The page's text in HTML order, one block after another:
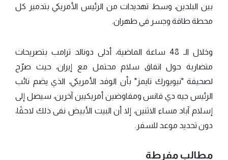
بين البلدين، وسط تهديدات من الرئيس الأمريكي بتدمير كل
محطة طاقة وجسر في طهران.
وخلال الـ 48 ساعة الماضية، أدلى دونالد ترامب بتصريحات
متضاربة حول اتفاق سلام محتمل مع إيران، حيث صرّح
لصحيفة "نيويورك تايمز" بأن الوفد الأمريكي، الذي يضم نائب
الرئيس جيه دي فانس ومفاوضين أمريكيين آخرين، سيصل إلى
إسلام آباد مساء الاثنين، إلا أن البيت الأبيض نفى ذلك لاحقًا،
دون تحديد موعد للسفر.
مطالب مفرطة